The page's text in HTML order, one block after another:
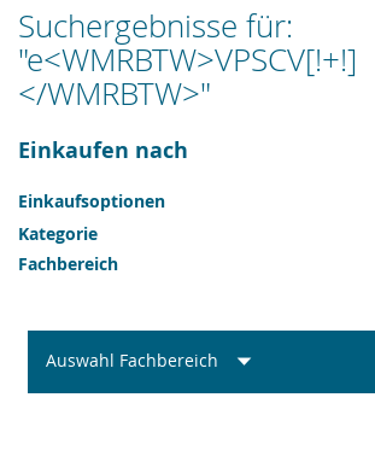
Suchergebnisse für:
"e<WMRBTW>VPSCV[!+!]
</WMRBTW>"
Einkaufen nach
Einkaufsoptionen
Kategorie
Fachbereich
Auswahl Fachbereich